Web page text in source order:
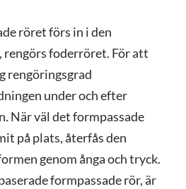
röret förs in i den
rengörs foderröret. För att
rengöringsgrad
under och efter
När väl det formpassade
på plats, återfås den
genom ånga och tryck.
formpassade rör, är